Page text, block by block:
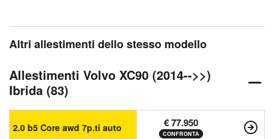
Altri allestimenti dello stesso modello
Allestimenti Volvo XC90 (2014-->>)
Ibrida (83)
2.0 b5 Core awd 7p.ti auto € 77.950
CONFRONTA